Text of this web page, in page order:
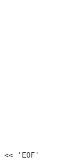
'EOF'